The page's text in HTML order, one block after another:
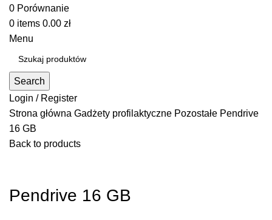
0 Porównanie
0 items 0.00 zł
Menu
Search
Login / Register
Strona główna Gadżety profilaktyczne Pozostałe Pendrive
16 GB
Back to products
Pendrive 16 GB